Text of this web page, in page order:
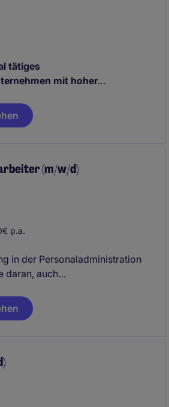
tätiges
mit hoher
suchen wir einen Kundenbetreuer
bist du die erste Anlaufstelle
(m/w/d)
p.a.
in der Personaladministration
daran, auch
Dir diese Position die
how im Personalwesen und